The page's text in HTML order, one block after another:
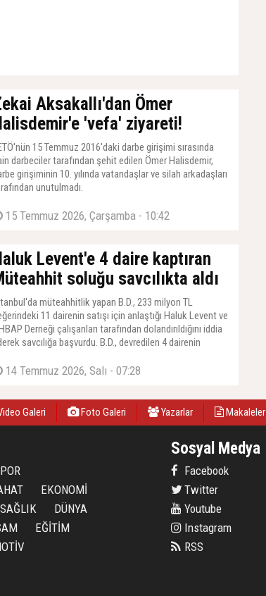
Aksakallı'dan Ömer
'vefa' ziyareti!
15 Temmuz 2016'daki darbe girişimi sırasında
darbeciler tarafından şehit edilen Ömer Halisdemir,
girişiminin 10. yılında vatandaşlar ve silah arkadaşları
unutulmadı.
15 Temmuz 2026, Çarşamba - 10:42
Levent'e 4 daire kaptıran
soluğu savcılıkta aldı
müteahhitlik yapan B.D., 233 milyon TL
11 dairenin satışı için anlaştığı Haluk Levent ve
Derneği çalışanları tarafından dolandırıldığını iddia
savcılığa başvurdu. B.D., devredilen 4 dairenin
14 Temmuz 2026, Salı - 07:28
Galeri Foto Galeri Yazarlar Makaleler
EKONOMİ
SAĞLIK
DÜNYA
EĞİTİM
Sosyal Medya
Facebook
Twitter
Youtube
Instagram
RSS